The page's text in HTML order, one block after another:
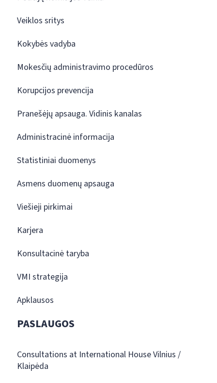
Veiklos sritys
Kokybės vadyba
Mokesčių administravimo procedūros
Korupcijos prevencija
Pranešėjų apsauga. Vidinis kanalas
Administracinė informacija
Statistiniai duomenys
Asmens duomenų apsauga
Viešieji pirkimai
Karjera
Konsultacinė taryba
VMI strategija
Apklausos
PASLAUGOS
Consultations at International House Vilnius /
Klaipėda